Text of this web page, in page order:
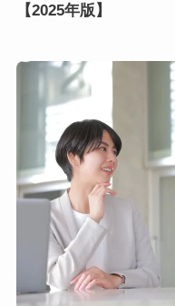
【2025年版】